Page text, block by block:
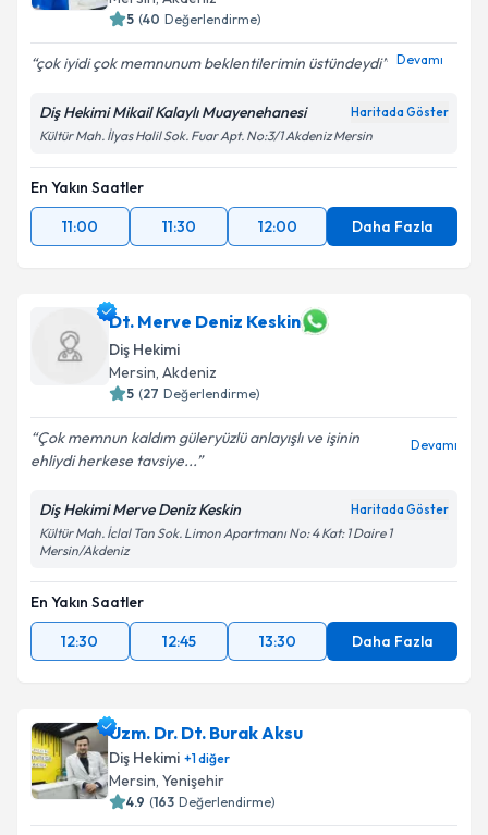
5 (40 Değerlendirme)
çok iyidi çok memnunum beklentilerimin üstündeydi Devamı
Diş Hekimi Mikail Kalaylı Muayenehanesi Haritada Göster
Kültür Mah. İlyas Halil Sok. Fuar Apt. No:3/1 Akdeniz Mersin
En Yakın Saatler
11:00
11:30 12:00 Daha Fazla
Dt. Merve Deniz Keskin
Diş Hekimi
Mersin, Akdeniz
5 (27 Değerlendirme)
Çok memnun kaldım güleryüzlü anlayışlı ve işinin
ehliydi herkese tavsiye...
Devamı
Diş Hekimi Merve Deniz Keskin Haritada Göster
Kültür Mah. İclal Tan Sok. Limon Apartmanı No: 4 Kat: 1 Daire 1
Mersin/Akdeniz
En Yakın Saatler
12:30
12:45 13:30 Daha Fazla
Uzm. Dr. Dt. Burak Aksu
Diş Hekimi +1diğer
Mersin, Yenişehir
4.9 (163 Değerlendirme)